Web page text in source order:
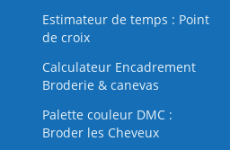
Estimateur de temps : Point
de croix
Calculateur Encadrement
Broderie & canevas
Palette couleur DMC :
Broder les Cheveux